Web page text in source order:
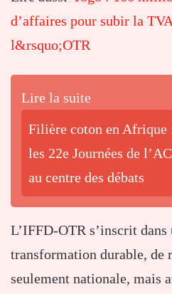
d’affaires pour subir la
l&rsquo;OTR
Lire la suite
Filière coton en Afrique
les 22e Journées de
au centre des débats
L’IFFD-OTR s’inscrit dans
transformation durable, de
seulement nationale, mais